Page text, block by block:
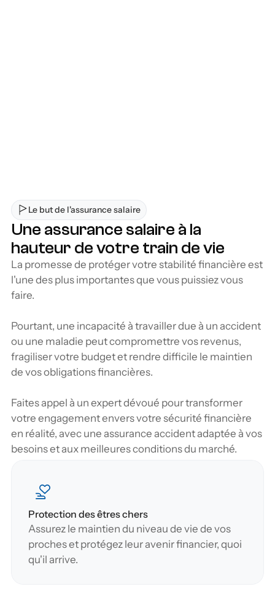
Le but de l'assurance salaire
Une assurance salaire à la
hauteur de votre train de vie
La promesse de protéger votre stabilité financière est
l'une des plus importantes que vous puissiez vous
faire.
Pourtant, une incapacité à travailler due à un accident
ou une maladie peut compromettre vos revenus,
fragiliser votre budget et rendre difficile le maintien
de vos obligations financières.
Faites appel à un expert dévoué pour transformer
votre engagement envers votre sécurité financière
en réalité, avec une assurance accident adaptée à vos
besoins et aux meilleures conditions du marché.
Protection des êtres chers
Assurez le maintien du niveau de vie de vos
proches et protégez leur avenir financier, quoi
qu'il arrive.